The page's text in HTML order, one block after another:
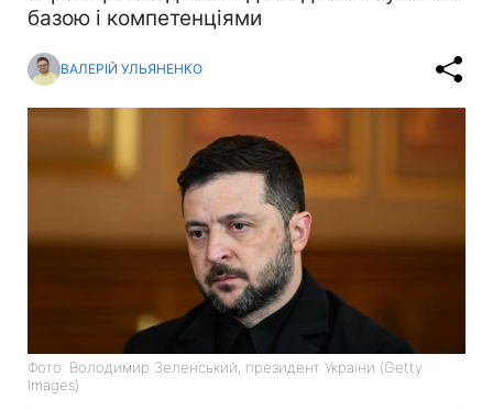
базою і компетенціями
ВАЛЕРІЙ УЛЬЯНЕНКО
Фото: Володимир Зеленський, президент України (Getty
Images)